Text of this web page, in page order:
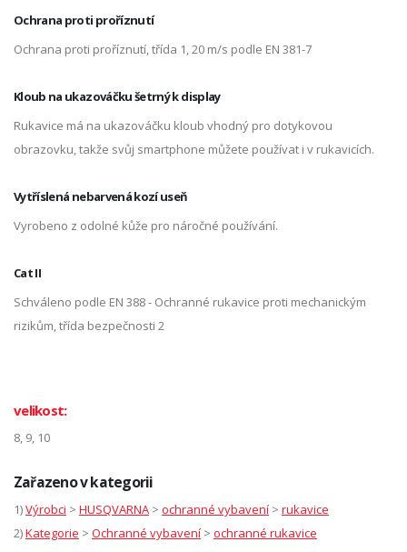
Ochrana proti proříznutí
Ochrana proti proříznutí, třída 1, 20 m/s podle EN 381-7
Kloub na ukazováčku šetrný k display
Rukavice má na ukazováčku kloub vhodný pro dotykovou
obrazovku, takže svůj smartphone můžete používat i v rukavicích.
Vytříslená nebarvená kozí useň
Vyrobeno z odolné kůže pro náročné používání.
Cat II
Schváleno podle EN 388 - Ochranné rukavice proti mechanickým
rizikům, třída bezpečnosti 2
velikost:
8, 9, 10
Zařazeno v kategorii
1)Výrobci > HUSQVARNA > ochranné vybavení > rukavice
2)Kategorie > Ochranné vybavení > ochranné rukavice